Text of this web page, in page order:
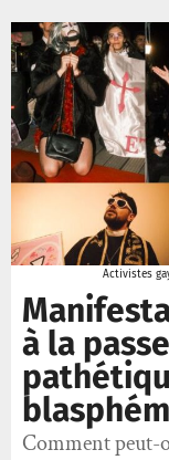
Activistes
à la
Comment peut-